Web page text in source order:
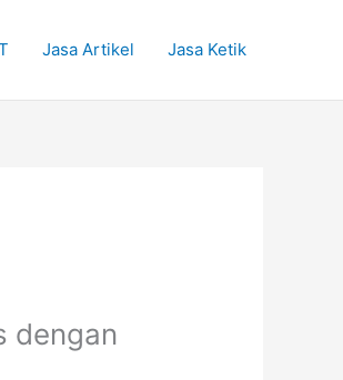
Jasa Artikel Jasa Ketik
dengan